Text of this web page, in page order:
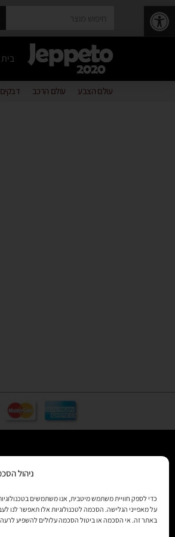
פתח סרגל נגישות
ניהול
על מאפייני הגלישה. הסכמה לטכנולוגיות אלו תאפשר לנו
באתר זה. אי הסכמה או ביטול הסכמה עלולים להשפיע
בית
עולם הצבע עולם הרכב דבקים